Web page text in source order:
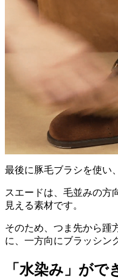
最後に豚毛ブラシを使い
スエードは、毛並みの方
見える素材です。
そのため、つま先から踵
に、一方向にブラッシン
「水染み」が